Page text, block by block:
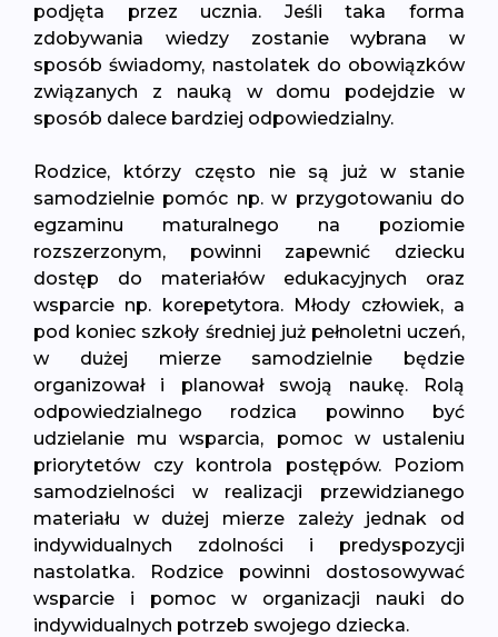
podjęta przez ucznia. Jeśli taka forma
zdobywania wiedzy zostanie wybrana w
sposób świadomy, nastolatek do obowiązków
związanych z nauką w domu podejdzie w
sposób dalece bardziej odpowiedzialny.
Rodzice, którzy często nie są już w stanie
samodzielnie pomóc np. w przygotowaniu do
egzaminu maturalnego na poziomie
rozszerzonym, powinni zapewnić dziecku
dostęp do materiałów edukacyjnych oraz
wsparcie np. korepetytora. Młody człowiek, a
pod koniec szkoły średniej już pełnoletni uczeń,
w dużej mierze samodzielnie będzie
organizował i planował swoją naukę. Rolą
odpowiedzialnego rodzica powinno być
udzielanie mu wsparcia, pomoc w ustaleniu
priorytetów czy kontrola postępów. Poziom
samodzielności w realizacji przewidzianego
materiału w dużej mierze zależy jednak od
indywidualnych zdolności i predyspozycji
nastolatka. Rodzice powinni dostosowywać
wsparcie i pomoc w organizacji nauki do
indywidualnych potrzeb swojego dziecka.